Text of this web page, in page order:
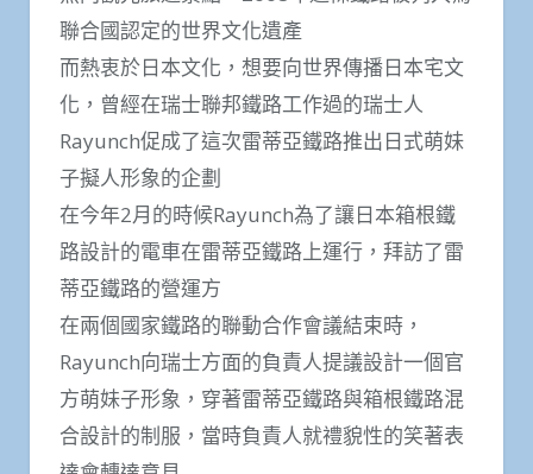
聯合國認定的世界文化遺產
而熱衷於日本文化，想要向世界傳播日本宅文
化，曾經在瑞士聯邦鐵路工作過的瑞士人
Rayunch促成了這次雷蒂亞鐵路推出日式萌妹
子擬人形象的企劃
在今年2月的時候Rayunch為了讓日本箱根鐵
路設計的電車在雷蒂亞鐵路上運行，拜訪了雷
蒂亞鐵路的營運方
在兩個國家鐵路的聯動合作會議結束時，
Rayunch向瑞士方面的負責人提議設計一個官
方萌妹子形象，穿著雷蒂亞鐵路與箱根鐵路混
合設計的制服，當時負責人就禮貌性的笑著表